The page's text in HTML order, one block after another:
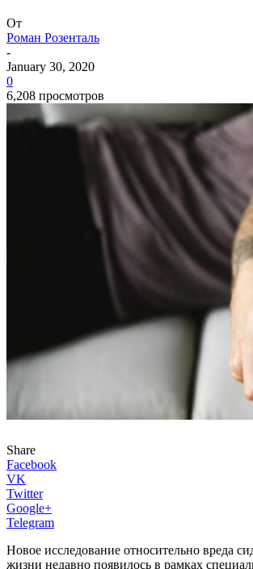
От
Роман Розенталь
-
January 30, 2020
0
6,208 просмотров
Share
Facebook
VK
Twitter
Google+
Telegram
Новое исследование относительно вреда
жизни недавно появилось в рамках